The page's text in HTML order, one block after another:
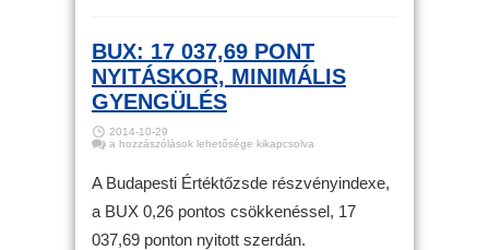
BUX: 17 037,69 PONT
NYITÁSKOR, MINIMÁLIS
GYENGÜLÉS
2014-10-29
BUX:
pont
nyitáskor,
gyengülés
a hozzászólások lehetősége kikapcsolva
A Budapesti Értéktőzsde részvényindexe,
a BUX 0,26 pontos csökkenéssel, 17
037,69 ponton nyitott szerdán.